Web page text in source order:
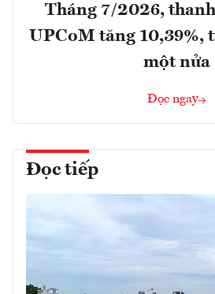
Tháng 7/2026,
UPCoM tăng 10,39%,
một nửa
Đọc ngay
Đọc tiếp